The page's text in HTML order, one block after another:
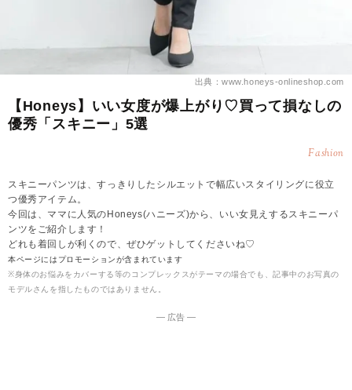
出典：www.honeys-onlineshop.com
【Honeys】いい女度が爆上がり♡買って損なしの
優秀「スキニー」5選
Fashion
スキニーパンツは、すっきりしたシルエットで幅広いスタイリングに役立
つ優秀アイテム。
今回は、ママに人気のHoneys(ハニーズ)から、いい女見えするスキニーパ
ンツをご紹介します！
どれも着回しが利くので、ぜひゲットしてくださいね♡
本ページにはプロモーションが含まれています
※身体のお悩みをカバーする等のコンプレックスがテーマの場合でも、記事中のお写真の
モデルさんを指したものではありません。
― 広告 ―